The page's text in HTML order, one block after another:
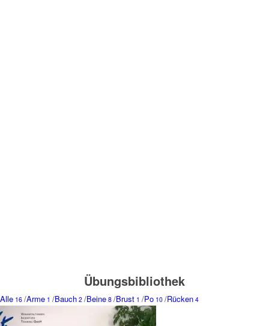
Übungsbibliothek
Alle 16 /Arme 1 /Bauch 2 /Beine 8 /Brust 1 /Po 10 /Rücken 4